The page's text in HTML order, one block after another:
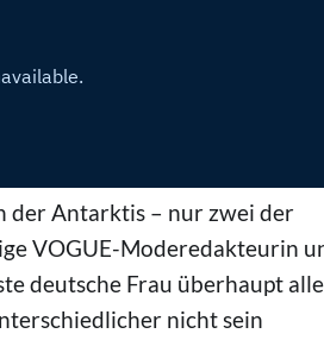
der Antarktis – nur zwei der
VOGUE-Moderedakteurin
deutsche Frau überhaupt alle
nicht sein